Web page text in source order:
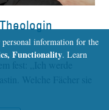
fest: „Ich werde
Welche Fächer sie
personal information for the
Functionality. Learn